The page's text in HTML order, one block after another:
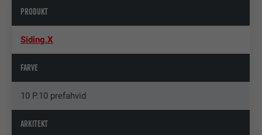
PRODUKT
Siding.X
FARVE
10 P.10 prefahvid
ARKITEKT